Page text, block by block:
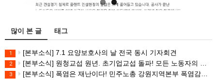
많이 본 글 태그
1 [본부소식] 7.1 요양보호사의 날 전국 동시 기자회견
2 [본부소식] 원청교섭 원년. 초기업교섭 돌파! 모든 노동자의 노동기본권 쟁취! 민주노총 7.15 총파업대회
3 [본부소식] 폭염은 재난이다! 민주노총 강원지역본부 폭염감시단 선포 기자회견